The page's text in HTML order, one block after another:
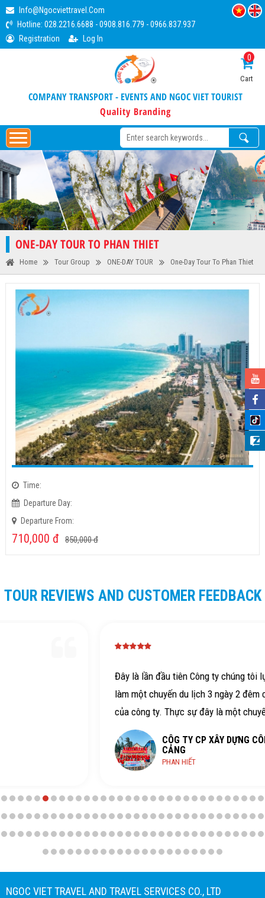
Info@ngocviettravel.com
Hotline: 028.2216.6688 -0908.816.779 -0966.837.937
Registration
Log In
COMPANY TRANSPORT - EVENTS AND NGOC VIET TOURIST
Quality Branding
Cart
0
ONE-DAY TOUR TO PHAN THIET
Home Tour Group ONE-DAY TOUR One-Day Tour To Phan Thiet
Time:
Departure Day:
Departure From:
710,000 đ 850,000đ
TOUR REVIEWS AND CUSTOMER FEEDBACK
Đây là lần đầu tiên Công ty chúng tôi lựa chọn tour để
làm một chuyến du lịch 3 ngày 2 đêm cho toàn bộ NLĐ
của công ty. Thực sự đây là một chuyến đi hết sức vui, ý
nghĩa nhằm gắn bó hơn tình đoàn kết của cả công ty.
Ngọc Việt travel thực sự có chương trình hết sức tuyệt
vời, có ý nghĩa và cực kỳ vui với bạn HDV nổi tiếng giới
thiện, dễ thương (bị bên công ty quần ko kể thời gian),
anh MC hóm hỉnh, dẫn dắt hấp dẫn làm cho ai cũng quẩy
quá quẩy và còn nhiều người nữa ai cũng hết sức đáng
yêu. Cảm ơn Ngọc Việt Travel, hẹn một ngày không xa sẽ
gặp lại các bạn.
CÔG TY CP XÂY DỰNG CÔNG TRÌNH TÂN
PHAN HIẾT
NGOC VIET TRAVEL AND TRAVEL SERVICES CO., LTD